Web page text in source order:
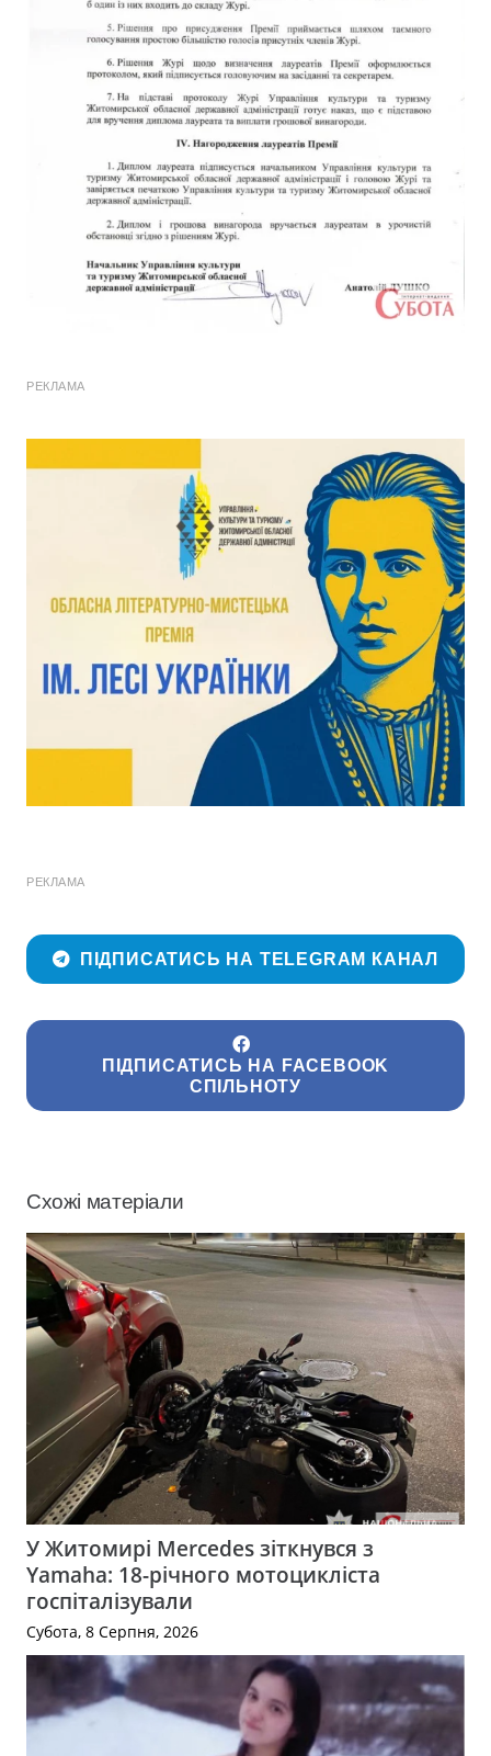
РЕКЛАМА
РЕКЛАМА
ПІДПИСАТИСЬ НА TELEGRAM КАНАЛ
ПІДПИСАТИСЬ НА FACEBOOK
СПІЛЬНОТУ
Схожі матеріали
У Житомирі Mercedes зіткнувся з
Yamaha: 18-річного мотоцикліста
госпіталізували
Субота, 8 Серпня, 2026